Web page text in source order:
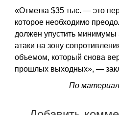
«Отметка $35 тыс. — это
которое необходимо
должен упустить минимумы
атаки на зону
объемом, который снова
прошлых выходных», —
По